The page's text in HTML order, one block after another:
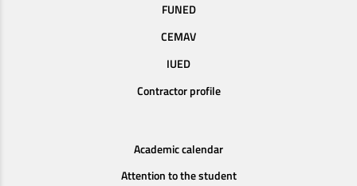
FUNED
CEMAV
IUED
Contractor profile
Academic calendar
Attention to the student